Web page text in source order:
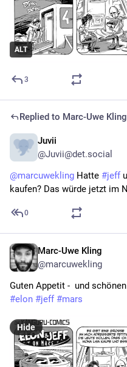
ALT
3
Replied to Marc-Uwe Kling
Juvii
@Juvii@det.social
@marcuwekling Hatte #jeff
kaufen? Das würde jetzt im
0
Marc-Uwe Kling
@marcuwekling
Guten Appetit -  und
#elon #jeff #mars
Hide